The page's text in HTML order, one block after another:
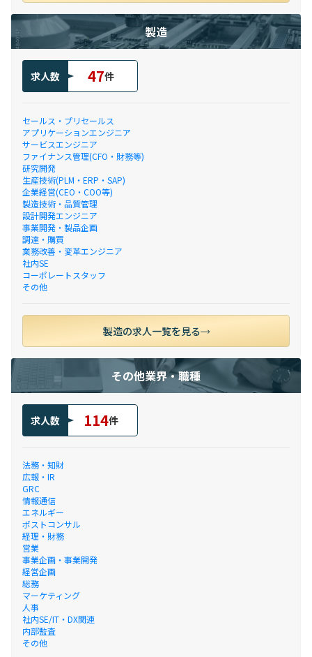
製造
求人数 47件
セールス・プリセールス
アプリケーションエンジニア
サービスエンジニア
ファイナンス管理(CFO・財務等)
研究開発
生産技術(PLM・ERP・SAP)
企業経営(CEO・COO等)
製造技術・品質管理
設計開発エンジニア
事業開発・製品企画
調達・購買
業務改善・変革エンジニア
社内SE
コーポレートスタッフ
その他
製造の求人一覧を見る
その他業界・職種
求人数 114件
法務・知財
広報・IR
GRC
情報通信
エネルギー
ポストコンサル
経理・財務
営業
事業企画・事業開発
経営企画
総務
マーケティング
人事
社内SE/IT・DX関連
内部監査
その他